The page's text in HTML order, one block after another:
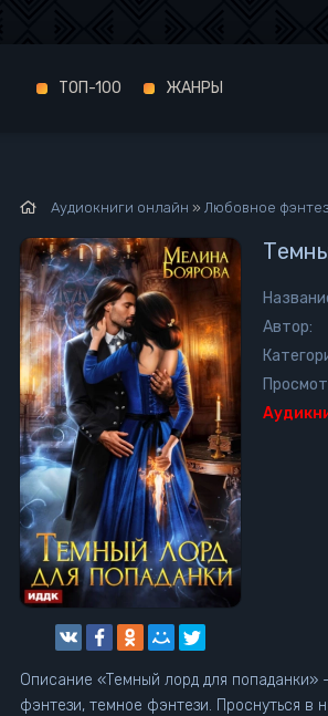
Аудиокниги онлайн » Любовное
Автор:
Описание «Темный лорд для
фэнтези, темное фэнтези. Проснуться в
ТОП-100 ЖАНРЫ